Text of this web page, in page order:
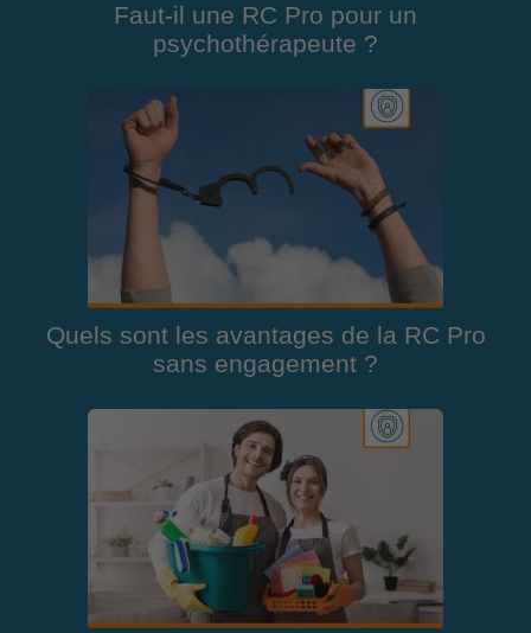
Faut-il une RC Pro pour un
psychothérapeute ?
Quels sont les avantages de la RC Pro
sans engagement ?